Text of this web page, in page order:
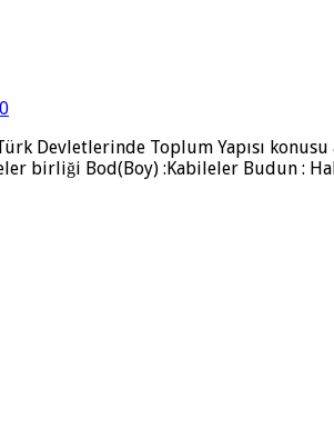
0
Devletlerinde Toplum Yapısı
birliği Bod(Boy) :Kabileler Budun :